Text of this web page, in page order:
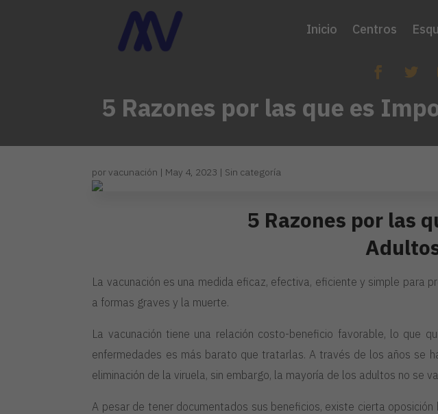
Inicio Centros
5 Razones por las que es
porvacunación | May 4, 2023 | Sin categoría
5 Razones por las
La vacunación es una medida eficaz, efectiva, eficiente y simple para
a formas graves y la muerte.
La vacunación tiene una relación costo-beneficio favorable, lo que
enfermedades es más barato que tratarlas. A través de los años se
eliminación de la viruela, sin embargo, la mayoría de los adultos no se
A pesar de tener documentados sus beneficios, existe cierta